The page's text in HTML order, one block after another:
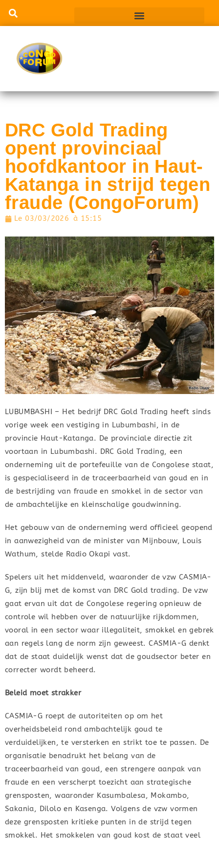
DRC Gold Trading
opent provinciaal
hoofdkantoor in Haut-
Katanga in strijd tegen
fraude (CongoForum)
Le 03/03/2026 à 15:15
LUBUMBASHI – Het bedrijf DRC Gold Trading heeft sinds
vorige week een vestiging in Lubumbashi, in de
provincie Haut-Katanga. De provinciale directie zit
voortaan in Lubumbashi. DRC Gold Trading, een
onderneming uit de portefeuille van de Congolese staat,
is gespecialiseerd in de traceerbaarheid van goud en in
de bestrijding van fraude en smokkel in de sector van
de ambachtelijke en kleinschalige goudwinning.
Het gebouw van de onderneming werd officieel geopend
in aanwezigheid van de minister van Mijnbouw, Louis
Wathum, stelde Radio Okapi vast.
Spelers uit het middenveld, waaronder de vzw CASMIA-
G, zijn blij met de komst van DRC Gold trading. De vzw
gaat ervan uit dat de Congolese regering opnieuw de
controle wil hebben over de natuurlijke rijkdommen,
vooral in een sector waar illegaliteit, smokkel en gebrek
aan regels lang de norm zijn geweest. CASMIA-G denkt
dat de staat duidelijk wenst dat de goudsector beter en
correcter wordt beheerd.
Beleid moet strakker
CASMIA-G roept de autoriteiten op om het
overheidsbeleid rond ambachtelijk goud te
verduidelijken, te versterken en strikt toe te passen. De
organisatie benadrukt het belang van de
traceerbaarheid van goud, een strengere aanpak van
fraude en een verscherpt toezicht aan strategische
grensposten, waaronder Kasumbalesa, Mokambo,
Sakania, Dilolo en Kasenga. Volgens de vzw vormen
deze grensposten kritieke punten in de strijd tegen
smokkel. Het smokkelen van goud kost de staat veel